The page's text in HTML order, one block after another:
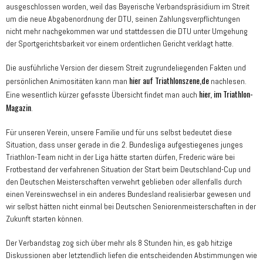
ausgeschlossen worden, weil das Bayerische Verbandspräsidium im Streit
um die neue Abgabenordnung der DTU, seinen Zahlungsverpflichtungen
nicht mehr nachgekommen war und stattdessen die DTU unter Umgehung
der Sportgerichtsbarkeit vor einem ordentlichen Gericht verklagt hatte.
Die ausführliche Version der diesem Streit zugrundeliegenden Fakten und
persönlichen Animositäten kann man hier auf Triathlonszene,de nachlesen.
Eine wesentlich kürzer gefasste Übersicht findet man auch hier, im Triathlon-
Magazin.
Für unseren Verein, unsere Familie und für uns selbst bedeutet diese
Situation, dass unser gerade in die 2. Bundesliga aufgestiegenes junges
Triathlon-Team nicht in der Liga hätte starten dürfen, Frederic wäre bei
Frotbestand der verfahrenen Situation der Start beim Deutschland-Cup und
den Deutschen Meisterschaften verwehrt geblieben oder allenfalls durch
einen Vereinswechsel in ein anderes Bundesland realisierbar gewesen und
wir selbst hätten nicht einmal bei Deutschen Seniorenmeisterschaften in der
Zukunft starten können.
Der Verbandstag zog sich über mehr als 8 Stunden hin, es gab hitzige
Diskussionen aber letztendlich liefen die entscheidenden Abstimmungen wie